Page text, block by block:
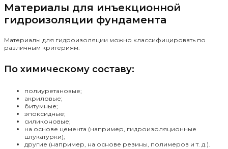
Материалы для инъекционной
гидроизоляции фундамента
Материалы для гидроизоляции можно классифицировать по
различным критериям:
По химическому составу:
полиуретановые;
акриловые;
битумные;
эпоксидные;
силиконовые;
на основе цемента (например, гидроизоляционные
штукатурки);
другие (например, на основе резины, полимеров и т. д.).